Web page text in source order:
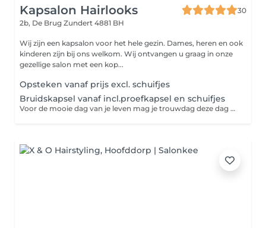
Kapsalon Hairlooks
30
2b, De Brug Zundert 4881 BH
Wij zijn een kapsalon voor het hele gezin. Dames, heren en ook
kinderen zijn bij ons welkom. Wij ontvangen u graag in onze
gezellige salon met een kop...
Opsteken vanaf prijs excl. schuifjes
Bruidskapsel vanaf incl.proefkapsel en schuifjes
Voor de mooie dag van je leven mag je trouwdag deze dag niet ontbreken om goed overleg tot een prachtige bruidskapsel te creëren bij Hairlooks